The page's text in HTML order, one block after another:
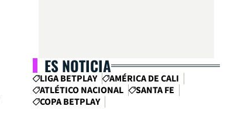
ES NOTICIA
LIGA BETPLAY
AMÉRICA DE CALI
ATLÉTICO NACIONAL
SANTA FE
COPA BETPLAY